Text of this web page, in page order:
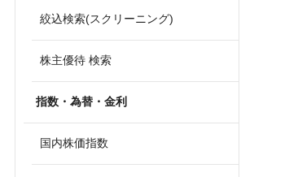
絞込検索(スクリーニング)
株主優待 検索
指数・為替・金利
国内株価指数